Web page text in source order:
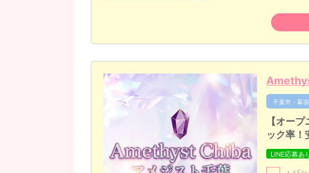
千葉市・幕
【オー
ック率！
LINE応募あ